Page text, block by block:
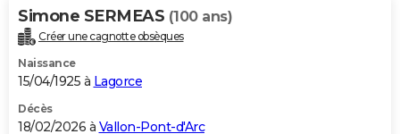
Simone SERMEAS (100 ans)
Créer une cagnotte obsèques
Naissance
15/04/1925 à Lagorce
Décès
18/02/2026 à Vallon-Pont-d'Arc